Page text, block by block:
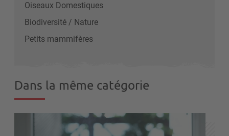
Oiseaux Domestiques
Biodiversité / Nature
Petits mammifères
Dans la même catégorie